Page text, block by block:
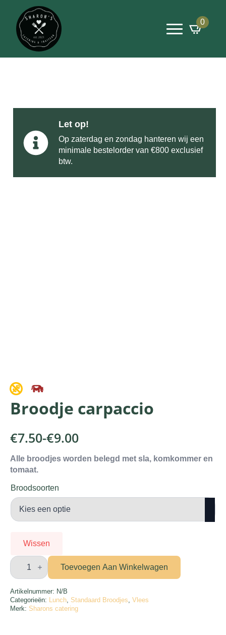
0
Let op!
Op zaterdag en zondag hanteren wij een
minimale bestelorder van €800 exclusief
btw.
Broodje carpaccio
€7.50-€9.00
Prijsklasse:
€7.50
tot
€9.00
Alle broodjes worden belegd met sla, komkommer en
tomaat.
Broodsoorten
Wissen
Broodje
carpaccio
aantal
Toevoegen Aan Winkelwagen
Artikelnummer: N/B
Categorieën: Lunch, Standaard Broodjes, Vlees
Merk: Sharons catering